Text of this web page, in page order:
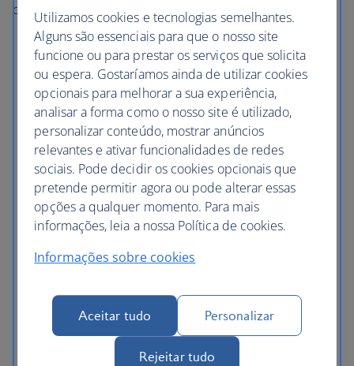
conselhos úteis:
Utilize cartões de crédito sempre que possível para
evitar transportar quantidades excessivas de
dinheiro ou cheques de viagem.
Utilize o cofre do hotel, caso exista.
Tranque sempre a porta mesmo quando estiver
dentro do quarto e, quando sair, certifique-se de
que fecha e tranca as janelas, portas e varandas.
Não passeie em zonas mal iluminadas nem praias
depois de escurecer e não hesite em atravessar a
rua se alguém na rua lhe parecer suspeito.
Tente apanhar apenas táxis oficiais ou registados.
Beba de forma responsável.
Utilizamos cookies e tecnologias semelhantes.
Alguns são essenciais para que o nosso site
funcione ou para prestar os serviços que solicita
ou espera. Gostaríamos ainda de utilizar cookies
opcionais para melhorar a sua experiência,
analisar a forma como o nosso site é utilizado,
personalizar conteúdo, mostrar anúncios
relevantes e ativar funcionalidades de redes
sociais. Pode decidir os cookies opcionais que
pretende permitir agora ou pode alterar essas
opções a qualquer momento. Para mais
informações, leia a nossa Política de cookies.
Informações sobre cookies
Aceitar tudo Personalizar
Rejeitar tudo